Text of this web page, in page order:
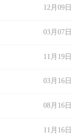
荣、兴旺、美
、风华正茂、
出众，品德高
晨
12月09日
03月07日
11月19日
03月16日
08月16日
11月16日